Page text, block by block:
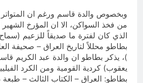
وبخصوص والدة قاسم ورغم ان المتواتر
من فخذ السواكن، الا ان المؤرخ الشهير
الذي كان لفترة ما صديقاً للزعيم
)، يذكر بطاطو ان والدة عبد الكريم
يعقوب) كردية القومية ومن الكرد
بطاطو: العراق – الكتاب الثالث – طبعة